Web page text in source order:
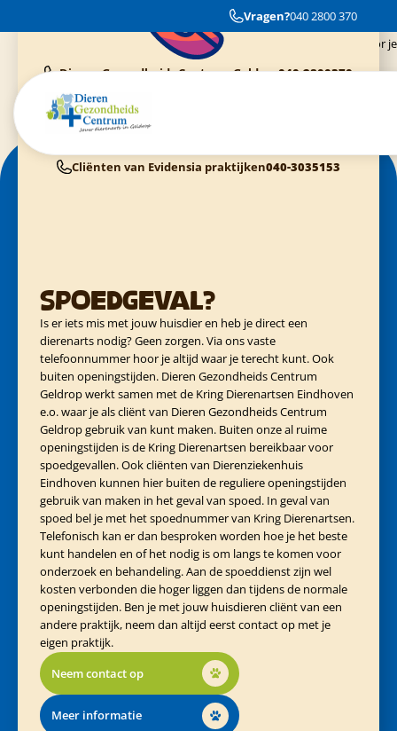
Vragen?040 2800 370
Je word altijd netjes en vriendelijk geholpen, en ze zijn ook heel eerlijk dus
En ze nemen echt de tijd voor je
Dieren Gezondheids Centrum Geldrop040-2800370
Cliënten van Dierenziekenhuis Eindhoven
Cliënten van Evidensia praktijken040-3035153
Spoedgeval?
Is er iets mis met jouw huisdier en heb je direct een
dierenarts nodig? Geen zorgen. Via ons vaste
telefoonnummer hoor je altijd waar je terecht kunt. Ook
buiten openingstijden. Dieren Gezondheids Centrum
Geldrop werkt samen met de Kring Dierenartsen Eindhoven
e.o. waar je als cliënt van Dieren Gezondheids Centrum
Geldrop gebruik van kunt maken. Buiten onze al ruime
openingstijden is de Kring Dierenartsen bereikbaar voor
spoedgevallen. Ook cliënten van Dierenziekenhuis
Eindhoven kunnen hier buiten de reguliere openingstijden
gebruik van maken in het geval van spoed. In geval van
spoed bel je met het spoednummer van Kring Dierenartsen.
Telefonisch kan er dan besproken worden hoe je het beste
kunt handelen en of het nodig is om langs te komen voor
onderzoek en behandeling. Aan de spoeddienst zijn wel
kosten verbonden die hoger liggen dan tijdens de normale
openingstijden. Ben je met jouw huisdieren cliënt van een
andere praktijk, neem dan altijd eerst contact op met je
eigen praktijk.
Neem contact op
Meer informatie